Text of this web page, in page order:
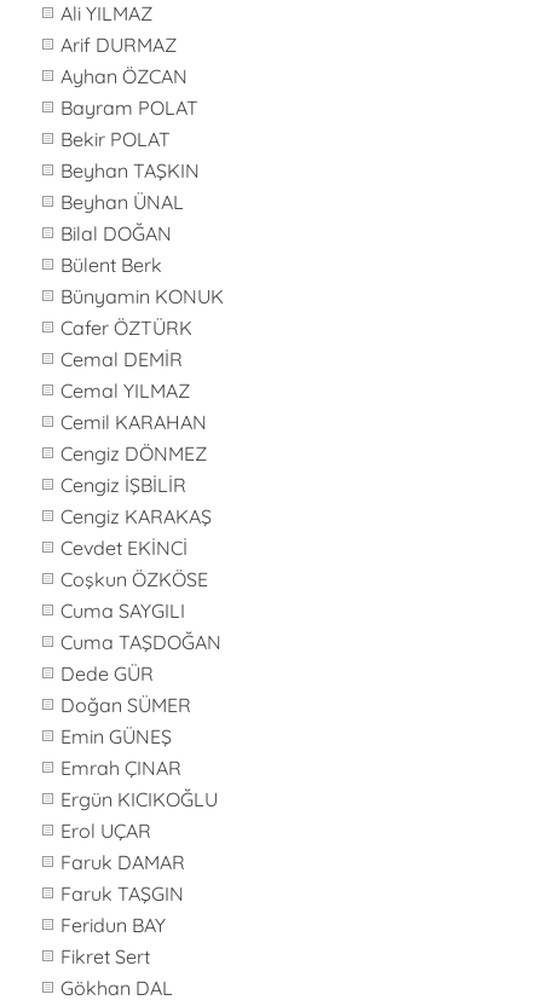
Ali YILMAZ
Arif DURMAZ
Ayhan ÖZCAN
Bayram POLAT
Bekir POLAT
Beyhan TAŞKIN
Beyhan ÜNAL
Bilal DOĞAN
Bülent Berk
Bünyamin KONUK
Cafer ÖZTÜRK
Cemal DEMİR
Cemal YILMAZ
Cemil KARAHAN
Cengiz DÖNMEZ
Cengiz İŞBİLİR
Cengiz KARAKAŞ
Cevdet EKİNCİ
Coşkun ÖZKÖSE
Cuma SAYGILI
Cuma TAŞDOĞAN
Dede GÜR
Doğan SÜMER
Emin GÜNEŞ
Emrah ÇINAR
Ergün KICIKOĞLU
Erol UÇAR
Faruk DAMAR
Faruk TAŞGIN
Feridun BAY
Fikret Sert
Gökhan DAL